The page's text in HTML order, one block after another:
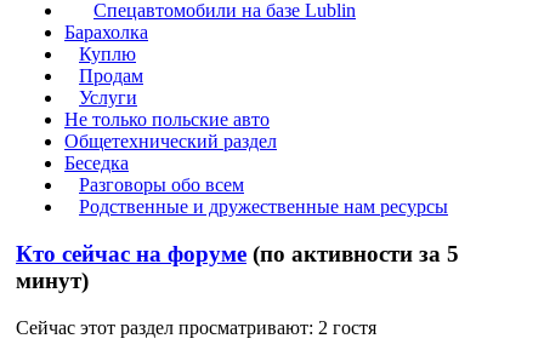
Спецавтомобили на базе Lublin
Барахолка
Куплю
Продам
Услуги
Не только польские авто
Общетехнический раздел
Беседка
Разговоры обо всем
Родственные и дружественные нам ресурсы
Кто сейчас на форуме (по активности за 5
минут)
Сейчас этот раздел просматривают: 2 гостя